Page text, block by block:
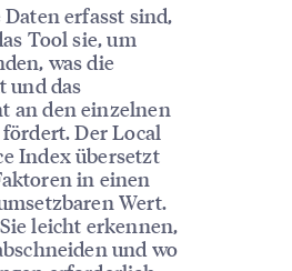
erfasst sind,
Tool sie, um
was die
und das
an den einzelnen
Der Local
Index übersetzt
in einen
Wert.
leicht erkennen,
und wo